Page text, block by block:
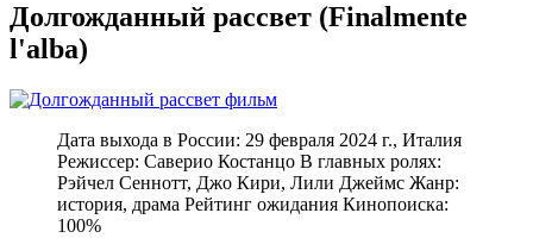
Долгожданный рассвет (Finalmente
l'alba)
Дата выхода в России: 29 февраля 2024 г., Италия
Режиссер: Саверио Костанцо В главных ролях:
Рэйчел Сеннотт, Джо Кири, Лили Джеймс Жанр:
история, драма Рейтинг ожидания Кинопоиска:
100%